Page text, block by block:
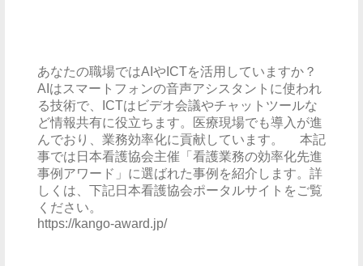
あなたの職場ではAIやICTを活用していますか？
AIはスマートフォンの音声アシスタントに使われ
る技術で、ICTはビデオ会議やチャットツールな
ど情報共有に役立ちます。医療現場でも導入が進
んでおり、業務効率化に貢献しています。 本記
事では日本看護協会主催「看護業務の効率化先進
事例アワード」に選ばれた事例を紹介します。詳
しくは、下記日本看護協会ポータルサイトをご覧
ください。
https://kango-award.jp/